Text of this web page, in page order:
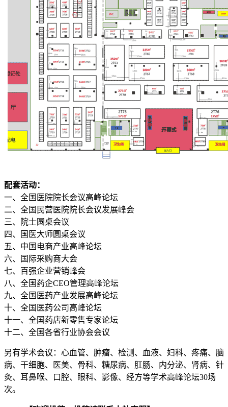
配套活动：
一、全国医院院长会议高峰论坛
二、全国民营医院院长会议发展峰会
三、院士圆桌会议
四、国医大师圆桌会议
五、中国电商产业高峰论坛
六、国际采购商大会
七、百强企业营销峰会
八、全国药企CEO管理高峰论坛
九、全国医药产业发展高峰论坛
十、全国医药公司高峰论坛
十一、全国药店新零售专家论坛
十二、全国各省行业协会会议
另有学术会议：心血管、肿瘤、检测、血液、妇科、疼痛、脑
病、干细胞、医美、骨科、糖尿病、肛肠、内分泌、肾病、针
灸、耳鼻喉、口腔、眼科、影像、经方等学术高峰论坛30场
次。